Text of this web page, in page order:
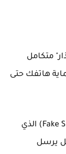
متكامل
هاتفك حتى
الإغلاق الوهمي (Fake Shutdown) الذي
يرسل